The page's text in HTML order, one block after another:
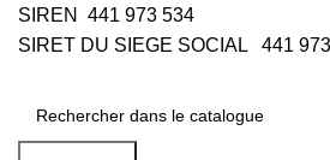
SIREN 441 973 534
SIRET DU SIEGE SOCIAL 441